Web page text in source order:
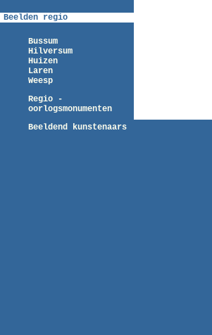
Beelden regio
Bussum
Hilversum
Huizen
Laren
Weesp
Regio -
oorlogsmonumenten
Beeldend kunstenaars